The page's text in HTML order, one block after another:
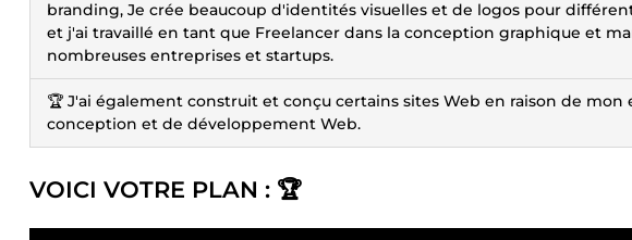
branding, Je crée beaucoup d'identités visuelles et de logos pour
et j'ai travaillé en tant que Freelancer dans la conception graphique et
nombreuses entreprises et startups.
🏆 J'ai également construit et conçu certains sites Web en raison de
conception et de développement Web.
VOICI VOTRE PLAN : 🏆